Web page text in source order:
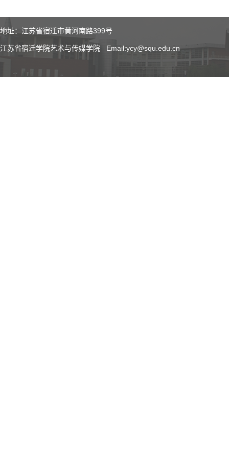
地址：江苏省宿迁市黄河南路399号
江苏省宿迁学院艺术与传媒学院 Email:ycy@squ.edu.cn